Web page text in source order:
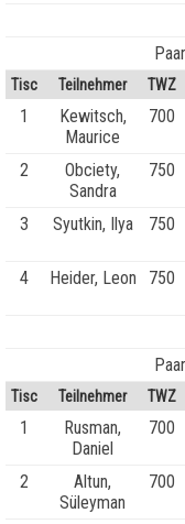
Tisc Teilnehmer TWZ
1
Kewitsch,
Maurice
700
2
Obciety,
Sandra
750
3 Syutkin, Ilya 750
4 Heider, Leon 750
Tisc Teilnehmer TWZ
1
Rusman,
Daniel
700
2
Altun,
Süleyman
700